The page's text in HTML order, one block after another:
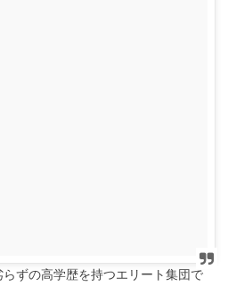
ずの高学歴を持つエリート集団で